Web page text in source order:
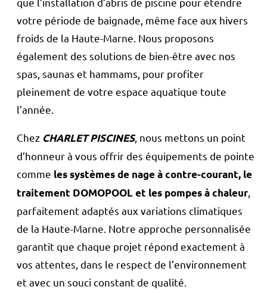
votre période de baignade, même face aux hivers
froids de la Haute-Marne. Nous proposons
également des solutions de bien-être avec nos
spas, saunas et hammams, pour profiter
pleinement de votre espace aquatique toute
l’année.
Chez CHARLET PISCINES, nous mettons un point
d’honneur à vous offrir des équipements de pointe
comme les systèmes de nage à contre-courant, le
traitement DOMOPOOL et les pompes à chaleur
parfaitement adaptés aux variations climatiques
de la Haute-Marne. Notre approche personnalisée
garantit que chaque projet répond exactement à
vos attentes, dans le respect de l’environnement
et avec un souci constant de qualité.